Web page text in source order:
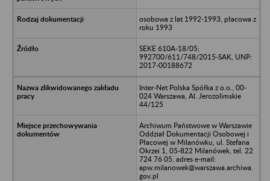
osobowa z lat 1992-1993, płacowa z
roku 1993
SEKE 610A-18/05;
992700/611/748/2015-SAK, UNP:
2017-00188672
Inter-Net Polska Spółka z o.o., 00-
024 Warszawa, Al. Jerozolimskie
44/125
Archiwum Państwowe w Warszawie
Oddział Dokumentacji Osobowej i
Płacowej w Milanówku, ul. Stefana
Okrzei 1, 05-822 Milanówek, tel. 22
724 76 05, adres e-mail:
apw.milanowek@warszawa.archiwa.
gov.pl